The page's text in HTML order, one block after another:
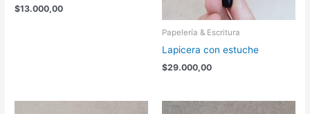
$13.000,00
Papelería & Escritura
Lapicera con estuche
$29.000,00